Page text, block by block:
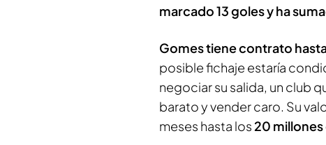
marcado 13 goles y ha
Gomes tiene contrato
posible fichaje estaría
negociar su salida, un club
barato y vender caro. Su
meses hasta los 20